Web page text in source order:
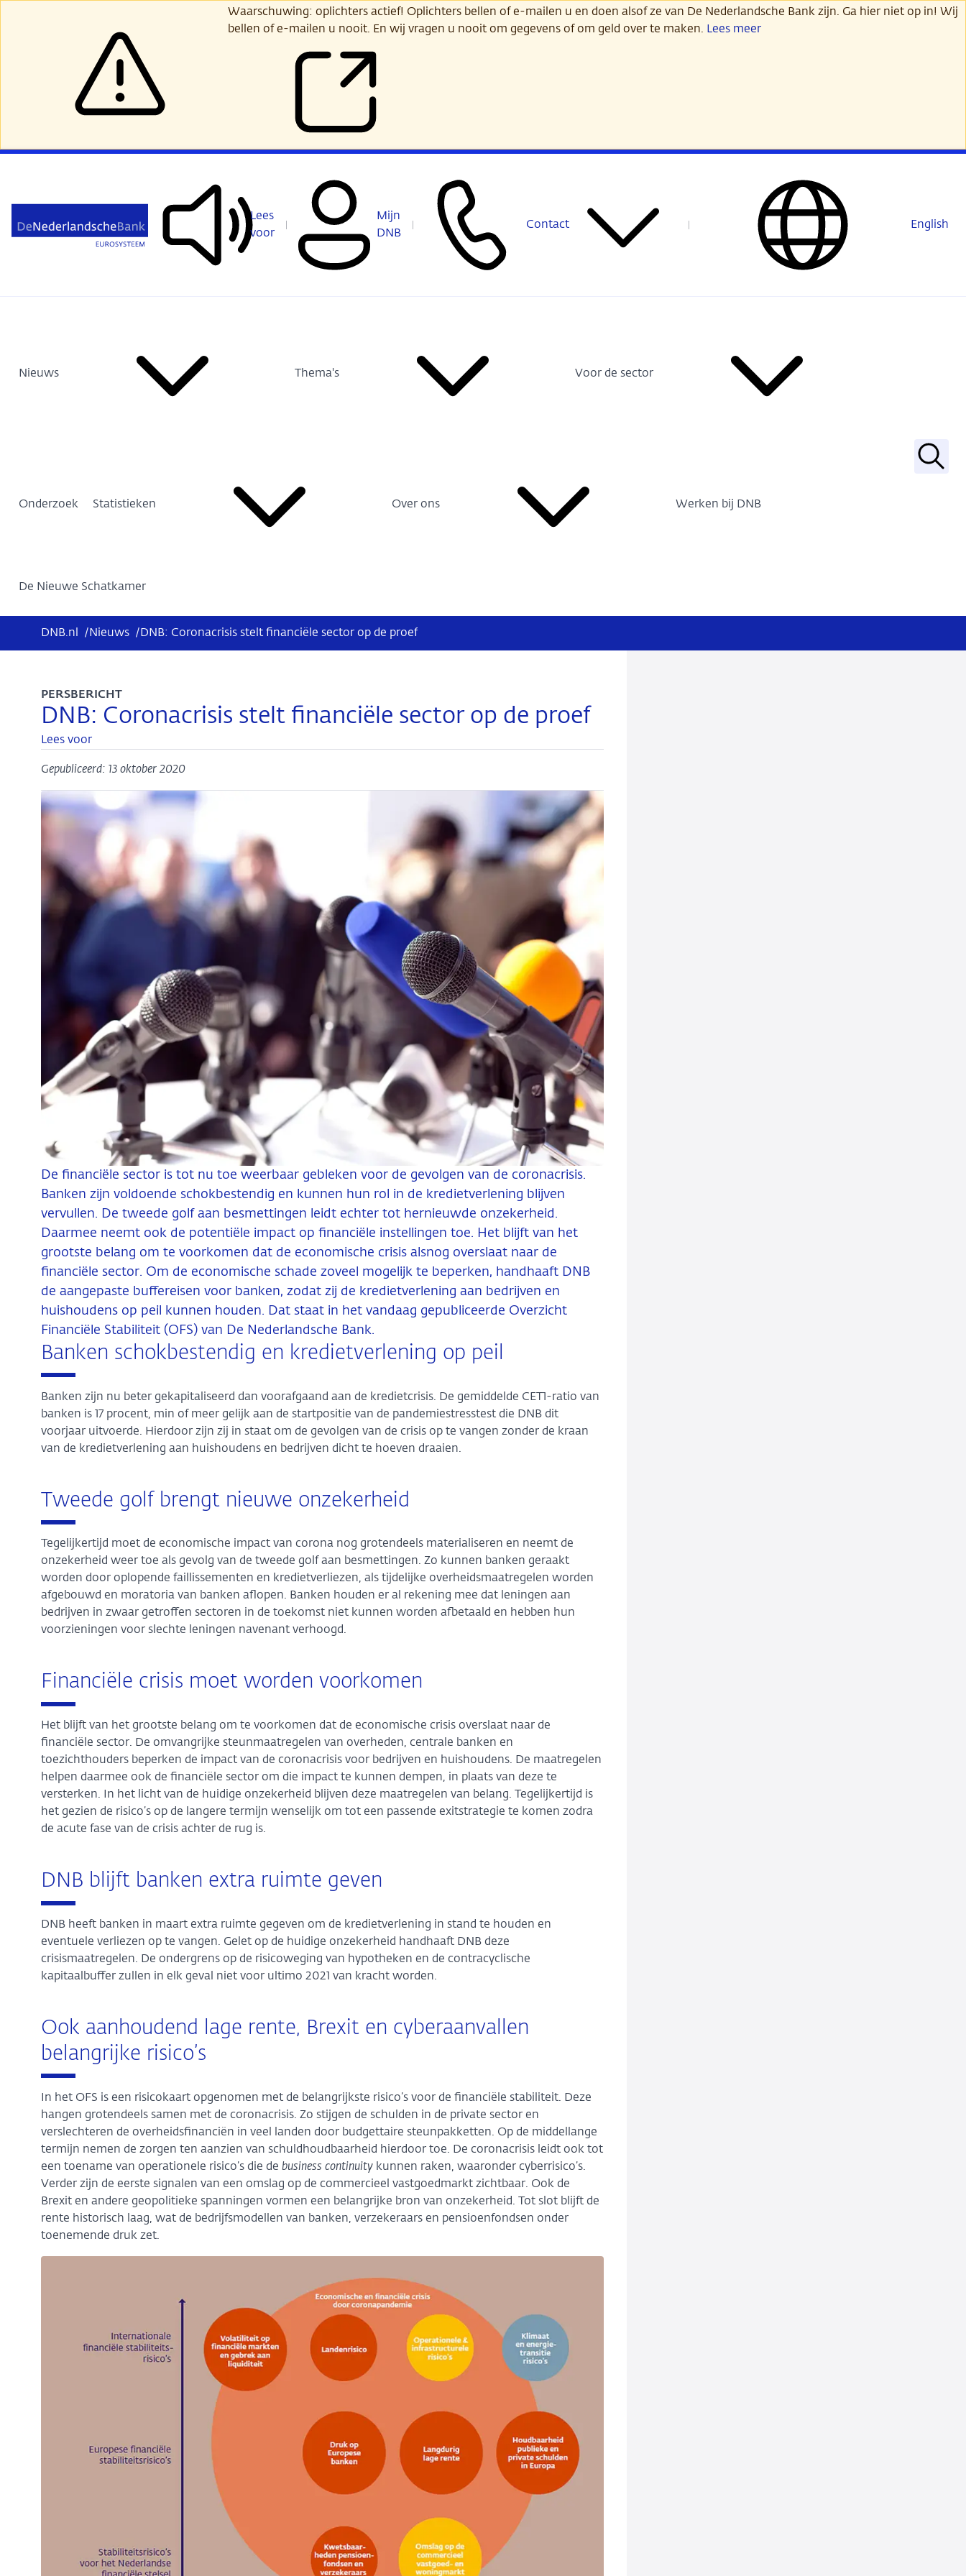
Waarschuwing: oplichters actief! Oplichters bellen of e-mailen u en doen alsof ze van De Nederlandsche Bank zijn. Ga hier niet op in! Wij
bellen of e-mailen u nooit. En wij vragen u nooit om gegevens of om geld over te maken. Lees meer
Lees
voor
Mijn
DNB
Contact English
Nieuws Thema's Voor de sector
Onderzoek Statistieken Over ons Werken bij DNB
De Nieuwe Schatkamer
Zoek
DNB.nl / Nieuws / DNB: Coronacrisis stelt financiële sector op de proef
DNB: Coronacrisis stelt financiële sector op de proef
PERSBERICHT
Lees voor
Gepubliceerd: 13 oktober 2020
De financiële sector is tot nu toe weerbaar gebleken voor de gevolgen van de coronacrisis.
Banken zijn voldoende schokbestendig en kunnen hun rol in de kredietverlening blijven
vervullen. De tweede golf aan besmettingen leidt echter tot hernieuwde onzekerheid.
Daarmee neemt ook de potentiële impact op financiële instellingen toe. Het blijft van het
grootste belang om te voorkomen dat de economische crisis alsnog overslaat naar de
financiële sector. Om de economische schade zoveel mogelijk te beperken, handhaaft DNB
de aangepaste buffereisen voor banken, zodat zij de kredietverlening aan bedrijven en
huishoudens op peil kunnen houden. Dat staat in het vandaag gepubliceerde Overzicht
Financiële Stabiliteit (OFS) van De Nederlandsche Bank.
Banken schokbestendig en kredietverlening op peil
Banken zijn nu beter gekapitaliseerd dan voorafgaand aan de kredietcrisis. De gemiddelde CET1-ratio van
banken is 17 procent, min of meer gelijk aan de startpositie van de pandemiestresstest die DNB dit
voorjaar uitvoerde. Hierdoor zijn zij in staat om de gevolgen van de crisis op te vangen zonder de kraan
van de kredietverlening aan huishoudens en bedrijven dicht te hoeven draaien.
Tweede golf brengt nieuwe onzekerheid
Tegelijkertijd moet de economische impact van corona nog grotendeels materialiseren en neemt de
onzekerheid weer toe als gevolg van de tweede golf aan besmettingen. Zo kunnen banken geraakt
worden door oplopende faillissementen en kredietverliezen, als tijdelijke overheidsmaatregelen worden
afgebouwd en moratoria van banken aflopen. Banken houden er al rekening mee dat leningen aan
bedrijven in zwaar getroffen sectoren in de toekomst niet kunnen worden afbetaald en hebben hun
voorzieningen voor slechte leningen navenant verhoogd.
Financiële crisis moet worden voorkomen
Het blijft van het grootste belang om te voorkomen dat de economische crisis overslaat naar de
financiële sector. De omvangrijke steunmaatregelen van overheden, centrale banken en
toezichthouders beperken de impact van de coronacrisis voor bedrijven en huishoudens. De maatregelen
helpen daarmee ook de financiële sector om die impact te kunnen dempen, in plaats van deze te
versterken. In het licht van de huidige onzekerheid blijven deze maatregelen van belang. Tegelijkertijd is
het gezien de risico’s op de langere termijn wenselijk om tot een passende exitstrategie te komen zodra
de acute fase van de crisis achter de rug is.
DNB blijft banken extra ruimte geven
DNB heeft banken in maart extra ruimte gegeven om de kredietverlening in stand te houden en
eventuele verliezen op te vangen. Gelet op de huidige onzekerheid handhaaft DNB deze
crisismaatregelen. De ondergrens op de risicoweging van hypotheken en de contracyclische
kapitaalbuffer zullen in elk geval niet voor ultimo 2021 van kracht worden.
Ook aanhoudend lage rente, Brexit en cyberaanvallen
belangrijke risico’s
In het OFS is een risicokaart opgenomen met de belangrijkste risico’s voor de financiële stabiliteit. Deze
hangen grotendeels samen met de coronacrisis. Zo stijgen de schulden in de private sector en
verslechteren de overheidsfinanciën in veel landen door budgettaire steunpakketten. Op de middellange
termijn nemen de zorgen ten aanzien van schuldhoudbaarheid hierdoor toe. De coronacrisis leidt ook tot
een toename van operationele risico’s die de business continuitykunnen raken, waaronder cyberrisico’s.
Verder zijn de eerste signalen van een omslag op de commercieel vastgoedmarkt zichtbaar. Ook de
Brexit en andere geopolitieke spanningen vormen een belangrijke bron van onzekerheid. Tot slot blijft de
rente historisch laag, wat de bedrijfsmodellen van banken, verzekeraars en pensioenfondsen onder
toenemende druk zet.